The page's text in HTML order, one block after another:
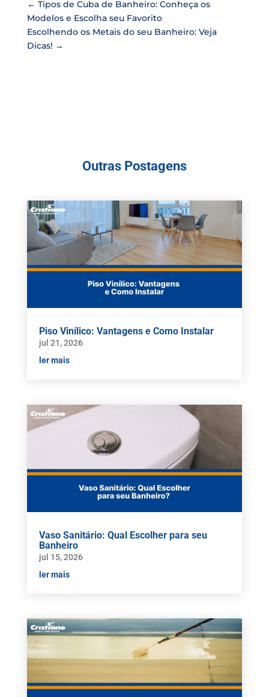
← Tipos de Cuba de Banheiro: Conheça os
Modelos e Escolha seu Favorito
Escolhendo os Metais do seu Banheiro: Veja
Dicas! →
Outras Postagens
Piso Vinílico: Vantagens e Como Instalar
jul 21, 2026
ler mais
Vaso Sanitário: Qual Escolher para seu
Banheiro
jul 15, 2026
ler mais